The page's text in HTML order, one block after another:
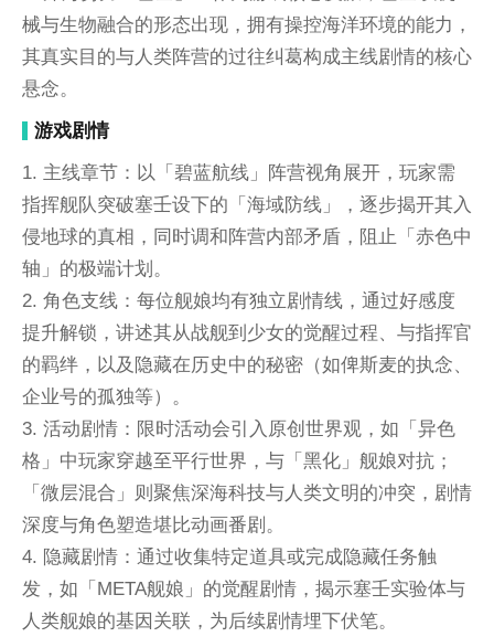
械与生物融合的形态出现，拥有操控海洋环境的能力，
其真实目的与人类阵营的过往纠葛构成主线剧情的核心
悬念。
游戏剧情
1. 主线章节：以「碧蓝航线」阵营视角展开，玩家需
指挥舰队突破塞壬设下的「海域防线」，逐步揭开其入
侵地球的真相，同时调和阵营内部矛盾，阻止「赤色中
轴」的极端计划。
2. 角色支线：每位舰娘均有独立剧情线，通过好感度
提升解锁，讲述其从战舰到少女的觉醒过程、与指挥官
的羁绊，以及隐藏在历史中的秘密（如俾斯麦的执念、
企业号的孤独等）。
3. 活动剧情：限时活动会引入原创世界观，如「异色
格」中玩家穿越至平行世界，与「黑化」舰娘对抗；
「微层混合」则聚焦深海科技与人类文明的冲突，剧情
深度与角色塑造堪比动画番剧。
4. 隐藏剧情：通过收集特定道具或完成隐藏任务触
发，如「META舰娘」的觉醒剧情，揭示塞壬实验体与
人类舰娘的基因关联，为后续剧情埋下伏笔。